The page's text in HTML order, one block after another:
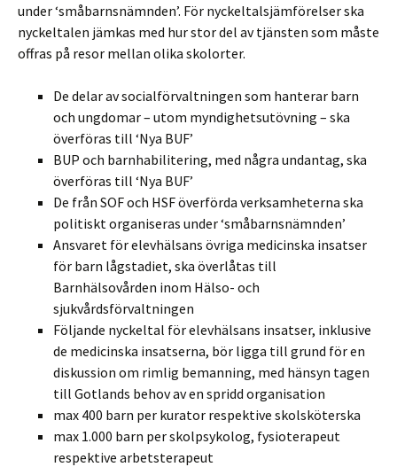
under ‘småbarnsnämnden’. För nyckeltalsjämförelser ska
nyckeltalen jämkas med hur stor del av tjänsten som måste
offras på resor mellan olika skolorter.
De delar av socialförvaltningen som hanterar barn
och ungdomar – utom myndighetsutövning – ska
överföras till ‘Nya BUF’
BUP och barnhabilitering, med några undantag, ska
överföras till ‘Nya BUF’
De från SOF och HSF överförda verksamheterna ska
politiskt organiseras under ‘småbarnsnämnden’
Ansvaret för elevhälsans övriga medicinska insatser
för barn lågstadiet, ska överlåtas till
Barnhälsovården inom Hälso- och
sjukvårdsförvaltningen
Följande nyckeltal för elevhälsans insatser, inklusive
de medicinska insatserna, bör ligga till grund för en
diskussion om rimlig bemanning, med hänsyn tagen
till Gotlands behov av en spridd organisation
max 400 barn per kurator respektive skolsköterska
max 1.000 barn per skolpsykolog, fysioterapeut
respektive arbetsterapeut